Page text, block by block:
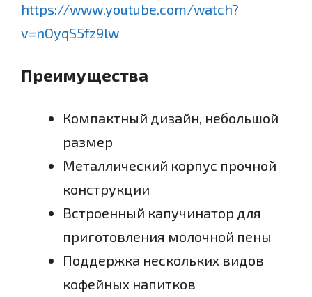
https://www.youtube.com/watch?
v=nOyqS5fz9lw
Преимущества
Компактный дизайн, небольшой
размер
Металлический корпус прочной
конструкции
Встроенный капучинатор для
приготовления молочной пены
Поддержка нескольких видов
кофейных напитков